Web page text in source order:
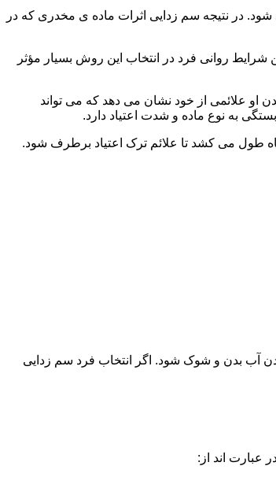
در نتیجه سم زدایی اثرات ماده ی مخدری که در
شرایط روانی فرد در انتخاب این روش بسیار مؤثر
او علائمی از خود نشان می دهد که می تواند
به نوع ماده و شدت اعتیاد دارد.
طول می کشد تا علائم ترک اعتیاد برطرف شود.
آب بدن و شوک شود. اگر انتخاب فرد سم زدایی
عبارت اند از: